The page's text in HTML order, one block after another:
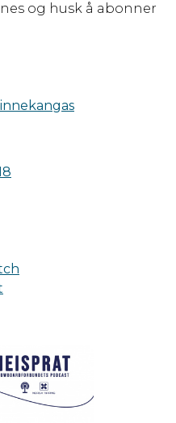
og husk å abonner